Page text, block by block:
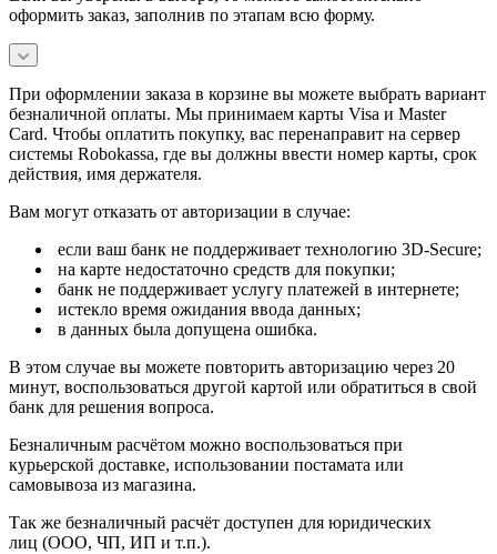
оформить заказ, заполнив по этапам всю форму.
При оформлении заказа в корзине вы можете выбрать вариант
безналичной оплаты. Мы принимаем карты Visa и Master
Card. Чтобы оплатить покупку, вас перенаправит на сервер
системы Robokassa, где вы должны ввести номер карты, срок
действия, имя держателя.
Вам могут отказать от авторизации в случае:
если ваш банк не поддерживает технологию 3D-Secure;
на карте недостаточно средств для покупки;
банк не поддерживает услугу платежей в интернете;
истекло время ожидания ввода данных;
в данных была допущена ошибка.
В этом случае вы можете повторить авторизацию через 20
минут, воспользоваться другой картой или обратиться в свой
банк для решения вопроса.
Безналичным расчётом можно воспользоваться при
курьерской доставке, использовании постамата или
самовывоза из магазина.
Так же безналичный расчёт доступен для юридических
лиц (ООО, ЧП, ИП и т.п.).